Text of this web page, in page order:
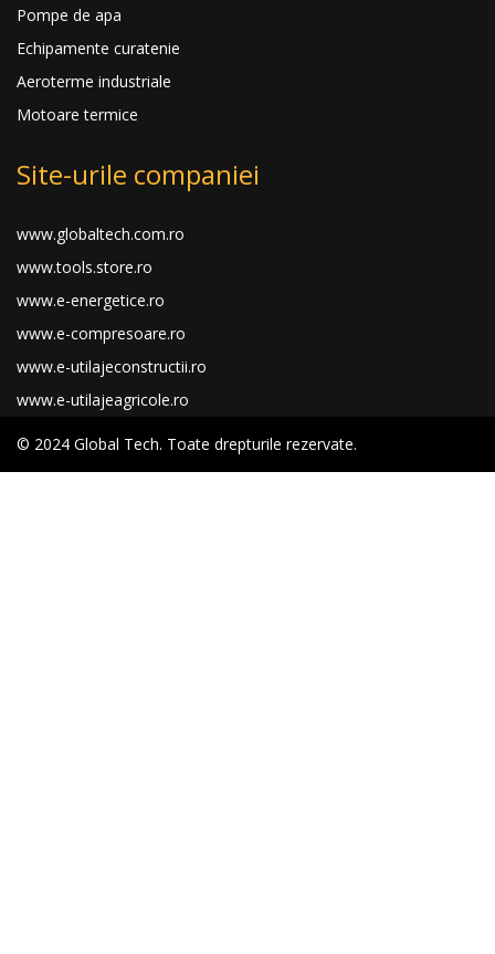
Pompe de apa
Echipamente curatenie
Aeroterme industriale
Motoare termice
Site-urile companiei
www.globaltech.com.ro
www.tools.store.ro
www.e-energetice.ro
www.e-compresoare.ro
www.e-utilajeconstructii.ro
www.e-utilajeagricole.ro
© 2024 Global Tech. Toate drepturile rezervate.